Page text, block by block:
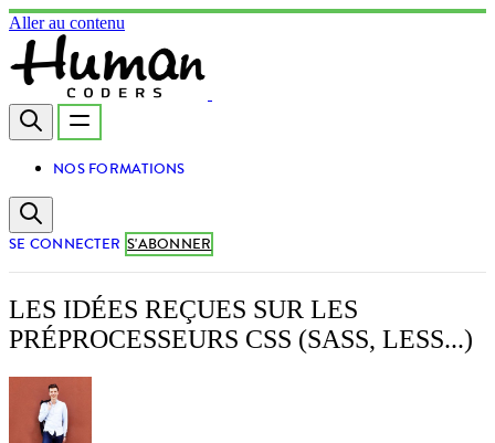
Aller au contenu
NOS FORMATIONS
SE CONNECTER S'ABONNER
LES IDÉES REÇUES SUR LES
PRÉPROCESSEURS CSS (SASS, LESS...)